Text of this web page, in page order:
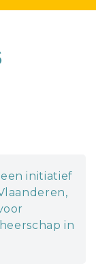
initiatief
in